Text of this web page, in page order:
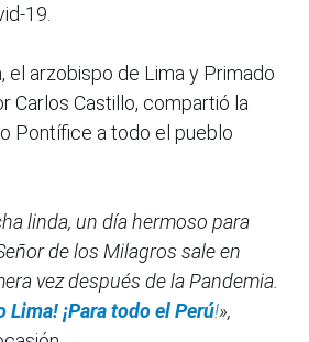
19.
el arzobispo de Lima y Primado
Carlos Castillo, compartió la
Pontífice a todo el pueblo
linda, un día hermoso para
de los Milagros sale en
vez después de la Pandemia.
Lima! ¡Para todo el Perú!»,